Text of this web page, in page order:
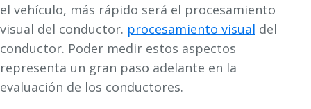
el vehículo, más rápido será el procesamiento
visual del conductor. procesamiento visual del
conductor. Poder medir estos aspectos
representa un gran paso adelante en la
evaluación de los conductores.